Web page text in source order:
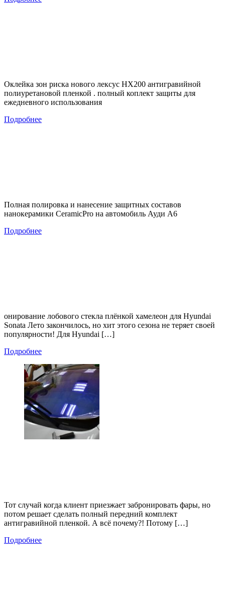
Оклейка зон риска нового лексус НХ200 антигравийной
полиуретановой пленкой . полный коплект защиты для
ежедневного использования
Подробнее
Полная полировка и нанесение защитных составов
нанокерамики CeramicPro на автомобиль Ауди А6
Подробнее
онирование лобового стекла плёнкой хамелеон для Hyundai
Sonata Лето закончилось, но хит этого сезона не теряет своей
популярности! Для Hyundai […]
Подробнее
Тот случай когда клиент приезжает забронировать фары, но
потом решает сделать полный передний комплект
антигравийной пленкой. А всё почему?! Потому […]
Подробнее